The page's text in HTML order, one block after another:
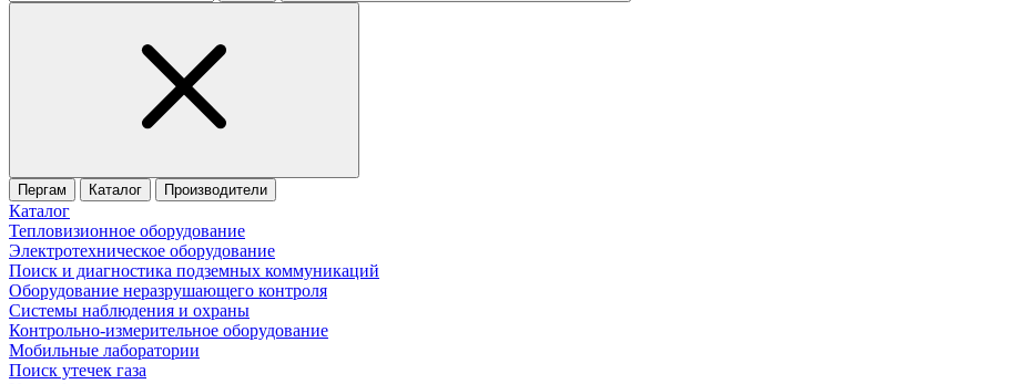
Пергам Каталог Производители
Каталог
Тепловизионное оборудование
Электротехническое оборудование
Поиск и диагностика подземных коммуникаций
Оборудование неразрушающего контроля
Системы наблюдения и охраны
Контрольно-измерительное оборудование
Мобильные лаборатории
Поиск утечек газа